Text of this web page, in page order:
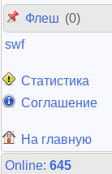
Флеш (0)
swf
Статистика
Соглашение
На главную
Online: 645